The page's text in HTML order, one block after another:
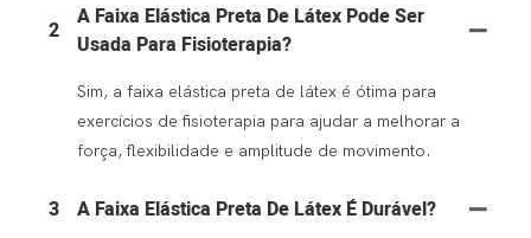
2
A Faixa Elástica Preta De Látex Pode Ser
Usada Para Fisioterapia?
Sim, a faixa elástica preta de látex é ótima para
exercícios de fisioterapia para ajudar a melhorar a
força, flexibilidade e amplitude de movimento.
3 A Faixa Elástica Preta De Látex É Durável?